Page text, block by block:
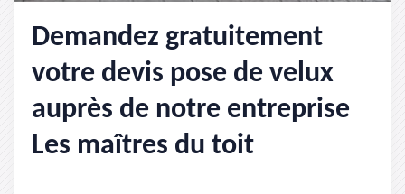
Demandez gratuitement
votre devis pose de velux
auprès de notre entreprise
Les maîtres du toit